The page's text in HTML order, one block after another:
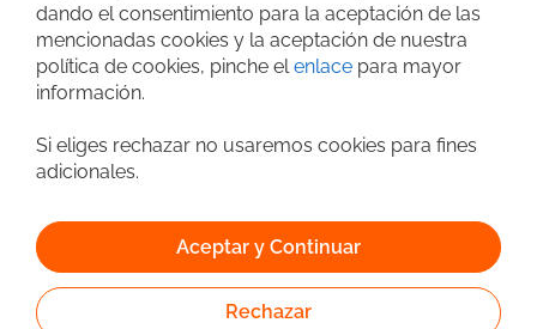
del Servicio Público de Empleo según Resolución No.
0026 del 17 de Enero de 2023,
dando el consentimiento para la aceptación de las
mencionadas cookies y la aceptación de nuestra
política de cookies, pinche elenlace para mayor
información.
Si eliges rechazar no usaremos cookies para fines
adicionales.
Aceptar y Continuar
Rechazar